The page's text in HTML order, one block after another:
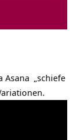
Asana
„schiefe